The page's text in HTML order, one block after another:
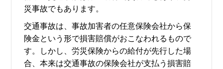
災事故でもあります。
交通事故は、事故加害者の任意保険会社から保
険金という形で損害賠償がおこなわれるもので
す。しかし、労災保険からの給付が先行した場
合、本来は交通事故の保険会社が支払う損害賠